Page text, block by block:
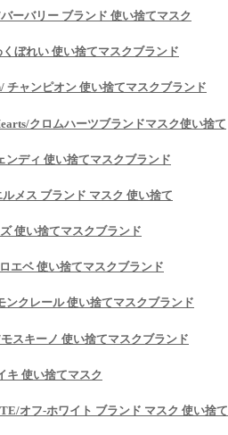
ーバリー ブランド 使い捨てマスク
ぼれい 使い捨てマスクブランド
チャンピオン 使い捨てマスクブランド
クロムハーツブランドマスク使い捨て
ンディ 使い捨てマスクブランド
メス ブランド マスク 使い捨て
使い捨てマスクブランド
エベ 使い捨てマスクブランド
ンクレール 使い捨てマスクブランド
スキーノ 使い捨てマスクブランド
キ 使い捨てマスク
オフ-ホワイト ブランド マスク 使い捨て